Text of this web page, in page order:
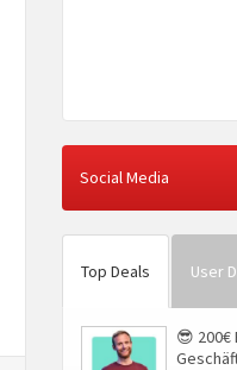
Social Media
Top Deals User
😎